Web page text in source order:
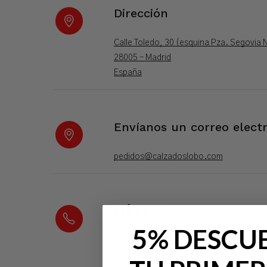
Dirección
Calle Toledo, 30 (esquina Pza. Segovia
28005 – Madrid
España
Envíanos un correo
pedidos@calzadoslobo.com
+34 913 664 017
5%